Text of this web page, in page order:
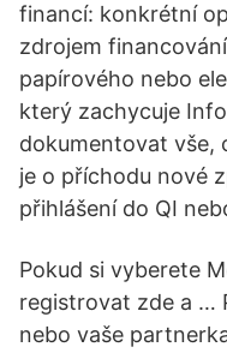
financí: konkrétní
zdrojem
papírového nebo
který zachycuje
dokumentovat vše,
je o příchodu nové
přihlášení do QI
Pokud si vyberete
registrovat zde a …
nebo vaše